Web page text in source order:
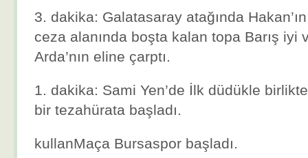
3. dakika: Galatasaray atağında
ceza alanında boşta kalan topa Barış iyi
Arda’nın eline çarptı.
1. dakika: Sami Yen’de İlk düdükle
bir tezahürata başladı.
kullanMaça Bursaspor başladı.